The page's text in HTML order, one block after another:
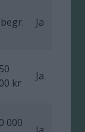
Ja
kr
Ja
000